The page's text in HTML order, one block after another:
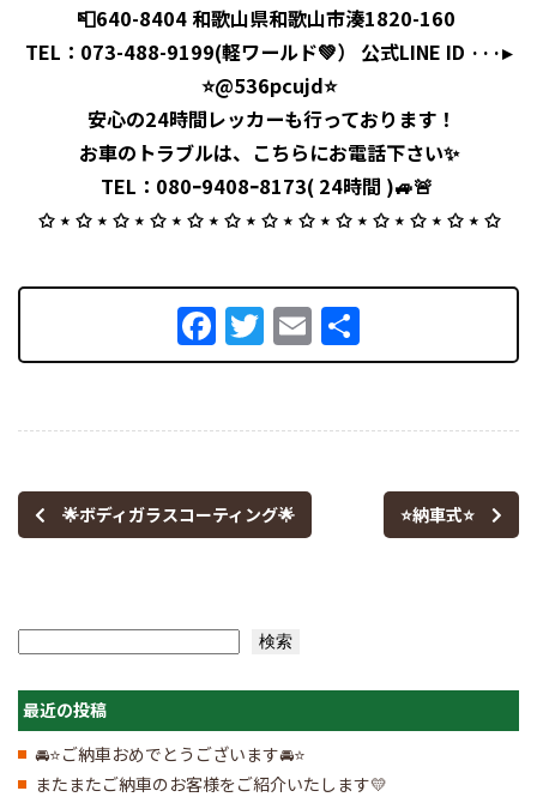
📮640-8404 和歌山県和歌山市湊1820-160 ⁡
TEL： 073-488-9199(軽ワールド💚） 公式LINE ID ···▸
⭐️@536pcujd⭐️
⁡ 安心の24時間レッカーも行っております！
お車のトラブルは、こちらにお電話下さい✨
TEL：080ｰ9408ｰ8173( 24時間 )🚙🚨 ⁡
✩ ⋆ ✩ ⋆ ✩ ⋆ ✩ ⋆ ✩ ⋆ ✩ ⋆ ✩ ⋆ ✩ ⋆ ✩ ⋆ ✩ ⋆ ✩ ⋆ ✩ ⋆ ✩
Facebook
Twitter
Email
有
🌟ボディガラスコーティング🌟 ⭐納車式⭐
検索
最近の投稿
🚘⭐ご納車おめでとうございます🚘⭐
またまたご納車のお客様をご紹介いたします💛